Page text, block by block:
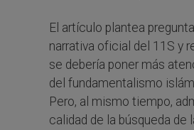
El artículo plantea
narrativa oficial del 11S y
se debería poner más
del fundamentalismo
Pero, al mismo tiempo,
calidad de la búsqueda de